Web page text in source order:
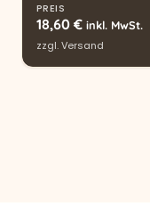
PREIS
18,60 € inkl. MwSt.
zzgl.Versand